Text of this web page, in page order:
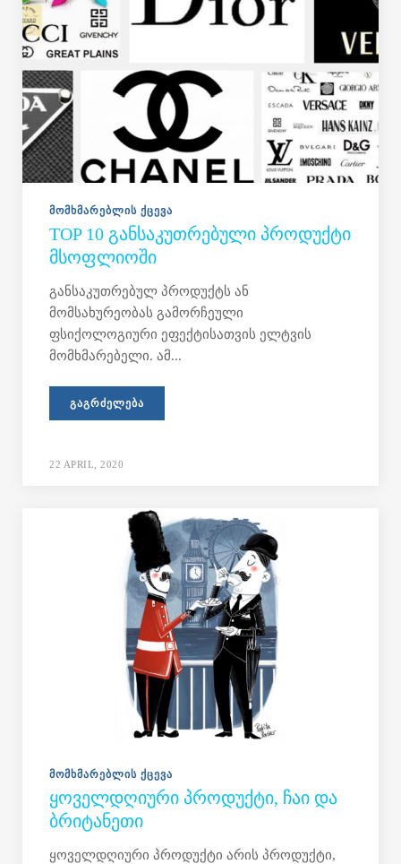
ᲛᲝᲛᲮᲛᲐᲠᲔᲑᲚᲘᲡ ᲥᲪᲔᲕᲐ
TOP 10 ᲒᲐᲜᲡᲐᲙᲣᲗᲠᲔᲑᲣᲚᲘ ᲞᲠᲝᲓᲣᲥᲢᲘ
ᲛᲡᲝᲤᲚᲘᲝᲨᲘ
განსაკუთრებულ პროდუქტს ან
მომსახურეობას გამორჩეული
ფსიქოლოგიური ეფექტისათვის ელტვის
მომხმარებელი. ამ...
ᲒᲐᲒᲠᲫᲔᲚᲔᲑᲐ
22 APRIL, 2020
ᲛᲝᲛᲮᲛᲐᲠᲔᲑᲚᲘᲡ ᲥᲪᲔᲕᲐ
ᲧᲝᲕᲔᲚᲓᲦᲘᲣᲠᲘ ᲞᲠᲝᲓᲣᲥᲢᲘ, ᲩᲐᲘ ᲓᲐ
ᲑᲠᲘᲢᲐᲜᲔᲗᲘ
ყოველდღიური პროდუქტი არის პროდუქტი,